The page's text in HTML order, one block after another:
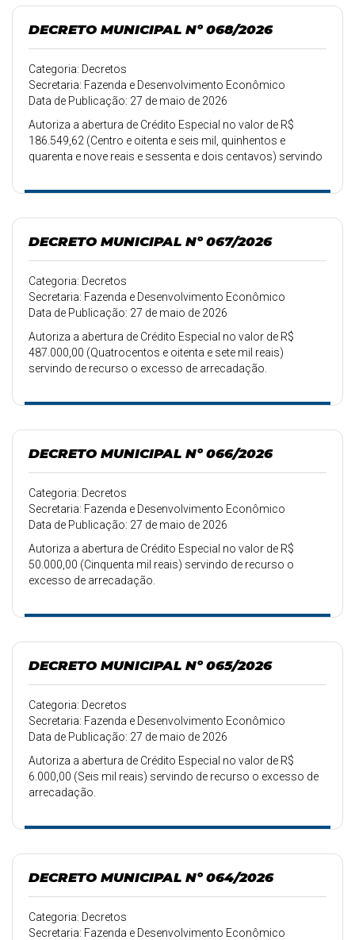
DECRETO MUNICIPAL Nº 068/2026
Categoria: Decretos
Secretaria: Fazenda e Desenvolvimento Econômico
Data de Publicação: 27 de maio de 2026
Autoriza a abertura de Crédito Especial no valor de R$
186.549,62 (Centro e oitenta e seis mil, quinhentos e
quarenta e nove reais e sessenta e dois centavos) servindo
DECRETO MUNICIPAL Nº 067/2026
Categoria: Decretos
Secretaria: Fazenda e Desenvolvimento Econômico
Data de Publicação: 27 de maio de 2026
Autoriza a abertura de Crédito Especial no valor de R$
487.000,00 (Quatrocentos e oitenta e sete mil reais)
servindo de recurso o excesso de arrecadação.
DECRETO MUNICIPAL Nº 066/2026
Categoria: Decretos
Secretaria: Fazenda e Desenvolvimento Econômico
Data de Publicação: 27 de maio de 2026
Autoriza a abertura de Crédito Especial no valor de R$
50.000,00 (Cinquenta mil reais) servindo de recurso o
excesso de arrecadação.
DECRETO MUNICIPAL Nº 065/2026
Categoria: Decretos
Secretaria: Fazenda e Desenvolvimento Econômico
Data de Publicação: 27 de maio de 2026
Autoriza a abertura de Crédito Especial no valor de R$
6.000,00 (Seis mil reais) servindo de recurso o excesso de
arrecadação.
DECRETO MUNICIPAL Nº 064/2026
Categoria: Decretos
Secretaria: Fazenda e Desenvolvimento Econômico